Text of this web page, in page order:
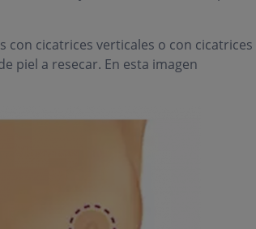
cicatrices verticales o con cicatrices
piel a resecar. En esta imagen